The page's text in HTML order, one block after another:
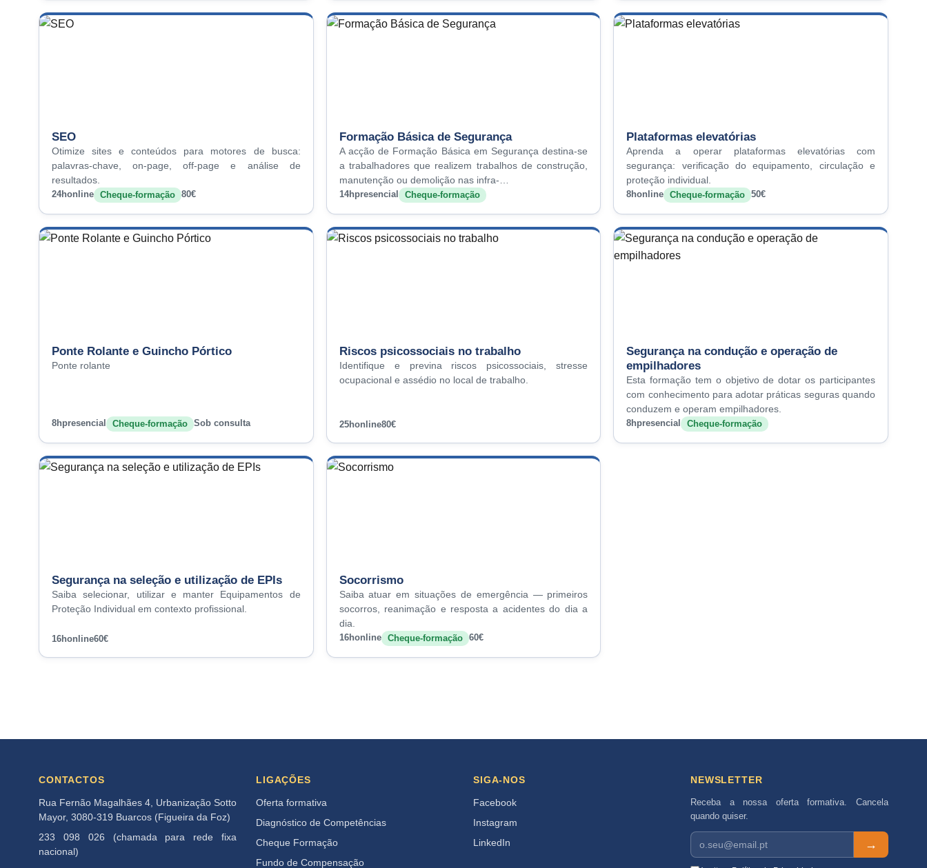
SEO
Otimize sites e conteúdos para motores de busca:
palavras-chave, on-page, off-page e análise de
resultados.
24honline Cheque-formação 80€
Formação Básica de Segurança
A acção de Formação Básica em Segurança destina-se
a trabalhadores que realizem trabalhos de construção,
manutenção ou demolição nas infra-…
14hpresencial Cheque-formação
Plataformas elevatórias
Aprenda a operar plataformas elevatórias com
segurança: verificação do equipamento, circulação e
proteção individual.
8honline Cheque-formação 50€
Ponte Rolante e Guincho Pórtico
Ponte rolante
8hpresencial Cheque-formação Sob consulta
Riscos psicossociais no trabalho
Identifique e previna riscos psicossociais, stresse
ocupacional e assédio no local de trabalho.
25honline80€
Segurança na condução e operação de
empilhadores
Esta formação tem o objetivo de dotar os participantes
com conhecimento para adotar práticas seguras quando
conduzem e operam empilhadores.
8hpresencial Cheque-formação
Segurança na seleção e utilização de EPIs
Saiba selecionar, utilizar e manter Equipamentos de
Proteção Individual em contexto profissional.
16honline60€
Socorrismo
Saiba atuar em situações de emergência — primeiros
socorros, reanimação e resposta a acidentes do dia a
dia.
16honline Cheque-formação 60€
CONTACTOS
Rua Fernão Magalhães 4, Urbanização Sotto
Mayor, 3080-319 Buarcos (Figueira da Foz)
233 098 026 (chamada para rede fixa
nacional)
LIGAÇÕES
Oferta formativa
Diagnóstico de Competências
Cheque Formação
Fundo de Compensação
SIGA-NOS
Facebook
Instagram
LinkedIn
NEWSLETTER
Receba a nossa oferta formativa. Cancela
quando quiser.
→